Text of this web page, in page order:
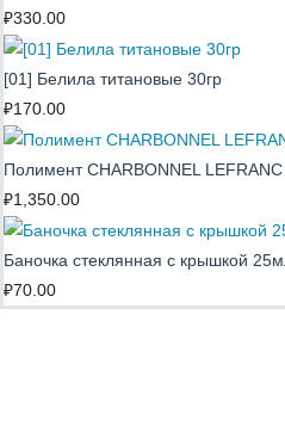
₽330.00
[01] Белила титановые 30гр
₽170.00
Полимент CHARBONNEL LEFRANC
₽1,350.00
Баночка стеклянная с крышкой
₽70.00